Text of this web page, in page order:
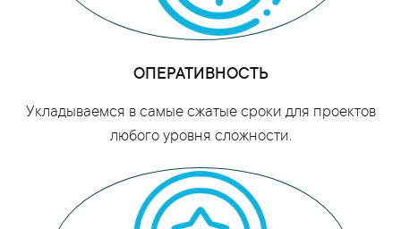
ОПЕРАТИВНОСТЬ
Укладываемся в самые сжатые сроки для проектов
любого уровня сложности.